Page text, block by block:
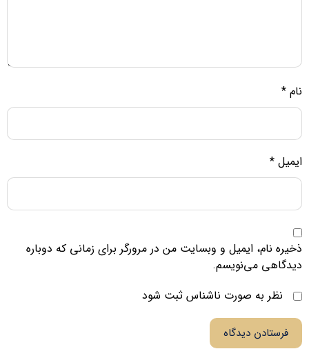
نام *
ایمیل *
ذخیره نام، ایمیل و وبسایت من در مرورگر برای زمانی که دوباره
دیدگاهی می‌نویسم.
نظر به صورت ناشناس ثبت شود
فرستادن دیدگاه